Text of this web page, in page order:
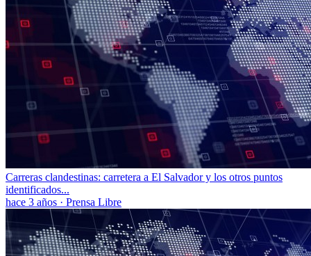
Carreras clandestinas: carretera a El Salvador y los otros puntos
identificados...
hace 3 años · Prensa Libre